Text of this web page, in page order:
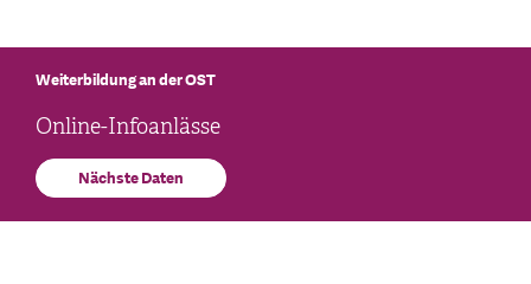
Online-Infoanlässe
Weiterbildung an der OST
Nächste Daten